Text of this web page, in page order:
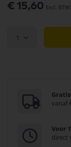
€ 15,60
1
vanaf
Voor
direct
gallerij